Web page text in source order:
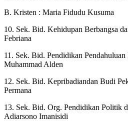
B. Kristen : Maria Fidudu Kusuma
10. Sek. Bid. Kehidupan Berbangsa
Febriana
11. Sek. Bid. Pendidikan
Muhammad Alden
12. Sek. Bid. Kepribadiandan Budi
Permana
13. Sek. Bid. Org. Pendidikan Politik
Adiarsono Imanisidi